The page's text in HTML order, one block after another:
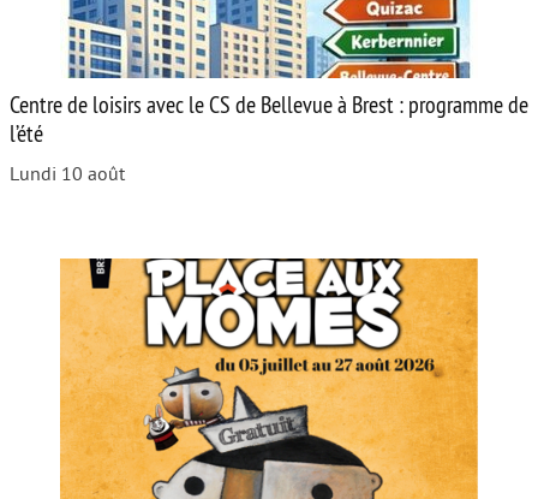
Centre de loisirs avec le CS de Bellevue à Brest : programme de
l’été
Lundi 10 août